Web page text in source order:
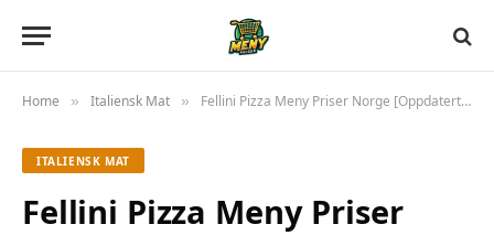
Home » Italiensk Mat » Fellini Pizza Meny Priser Norge [Oppdatert 2024]
ITALIENSK MAT
Fellini Pizza Meny Priser